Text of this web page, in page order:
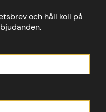
och håll koll på